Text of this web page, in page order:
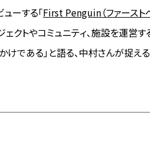
ーする「First Penguin（ファースト
クトやコミュニティ、施設を運営
けである」と語る、中村さんが捉